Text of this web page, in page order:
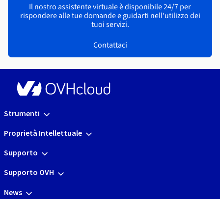
Il nostro assistente virtuale è disponibile 24/7 per
rispondere alle tue domande e guidarti nell'utilizzo dei
tuoi servizi.
Contattaci
Strumenti
Proprietà Intellettuale
Supporto
Supporto OVH
News